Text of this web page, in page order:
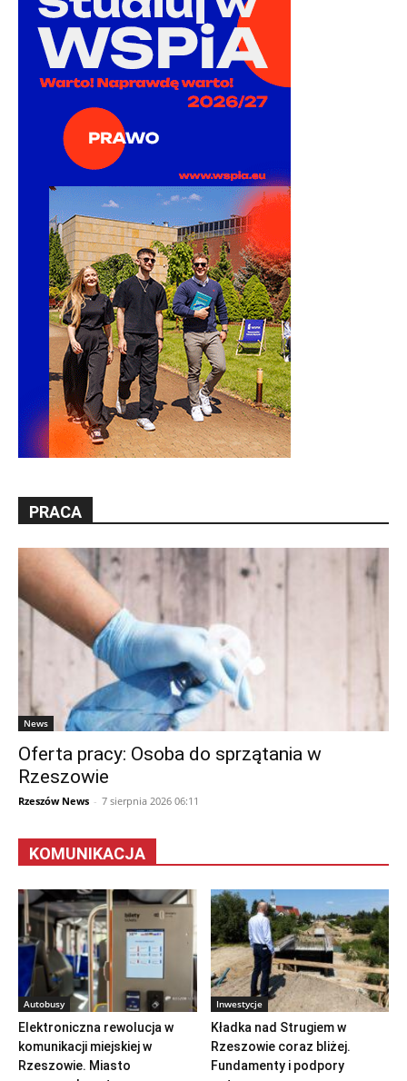
PRACA
News
Oferta pracy: Osoba do sprzątania w
Rzeszowie
Rzeszów News - 7 sierpnia 2026 06:11
KOMUNIKACJA
Autobusy
Elektroniczna rewolucja w
komunikacji miejskiej w
Rzeszowie. Miasto
Inwestycje
Kładka nad Strugiem w
Rzeszowie coraz bliżej.
Fundamenty i podpory